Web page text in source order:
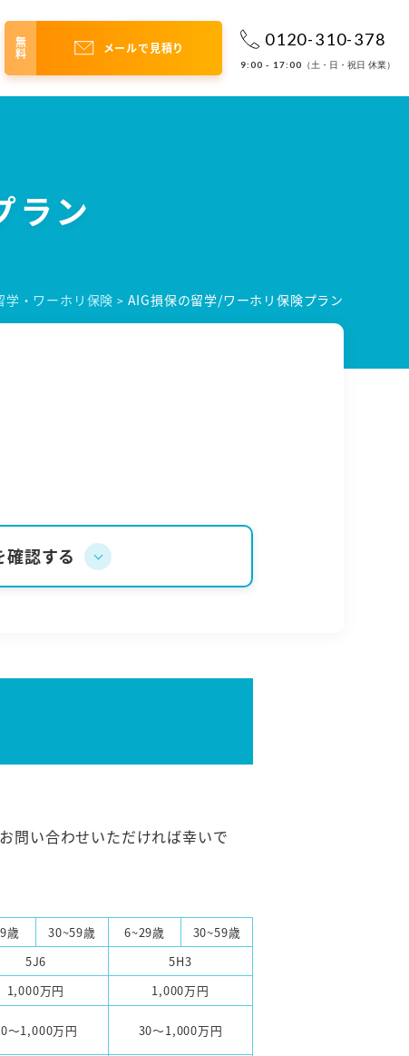
無料 メールで見積り 0120-310-378
9:00 - 17:00 （土・日・祝日 休業）
ラン
学・ワーホリ保険 > AIG損保の留学/ワーホリ保険プラン
確認する
問い合わせいただければ幸いで
歳 30~59歳 6~29歳 30~59歳
5J6 5H3
1,000万円 1,000万円
～1,000万円 30～1,000万円